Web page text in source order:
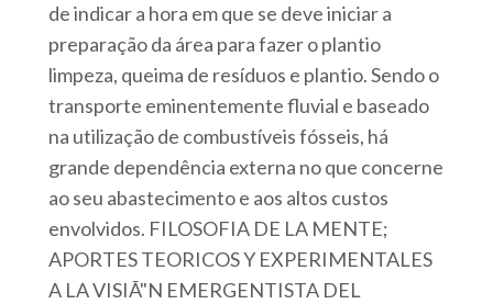
de indicar a hora em que se deve iniciar a
preparação da área para fazer o plantio
limpeza, queima de resíduos e plantio. Sendo o
transporte eminentemente fluvial e baseado
na utilização de combustíveis fósseis, há
grande dependência externa no que concerne
ao seu abastecimento e aos altos custos
envolvidos. FILOSOFIA DE LA MENTE;
APORTES TEORICOS Y EXPERIMENTALES
A LA VISIÃ"N EMERGENTISTA DEL